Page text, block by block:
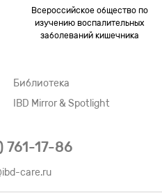
Всероссийское общество по
изучению воспалительных
заболеваний кишечника
Библиотека
IBD Mirror & Spotlight
761-17-86
care.ru